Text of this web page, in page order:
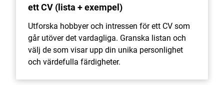
ett CV (lista + exempel)
Utforska hobbyer och intressen för ett CV som
går utöver det vardagliga. Granska listan och
välj de som visar upp din unika personlighet
och värdefulla färdigheter.